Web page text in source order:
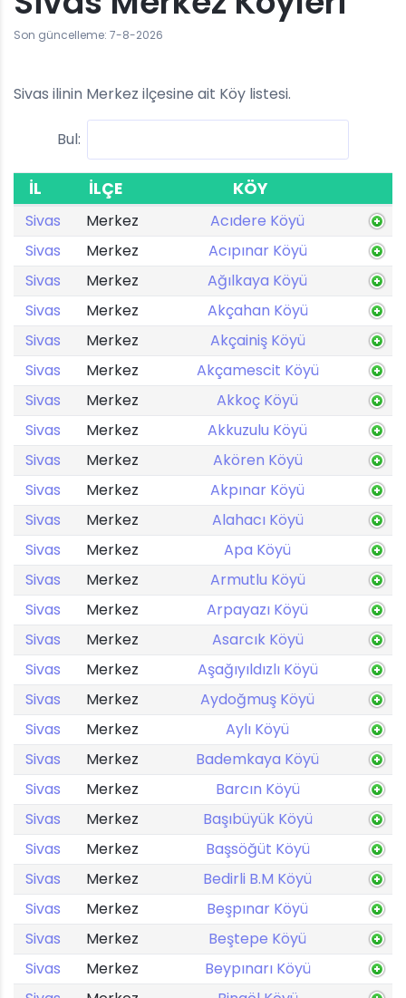
Son güncelleme: 7-8-2026
Sivas ilinin Merkez ilçesine ait Köy listesi.
Bul:
İL İLÇE KÖY
Sivas Merkez
Acıdere Köyü
Sivas
Merkez
Acıpınar Köyü
Sivas
Merkez
Ağılkaya Köyü
Sivas
Merkez
Akçahan Köyü
Sivas
Merkez
Akçainiş Köyü
Sivas
Merkez
Akçamescit Köyü
Sivas
Merkez
Akkoç Köyü
Sivas
Merkez
Akkuzulu Köyü
Sivas
Merkez
Akören Köyü
Sivas
Merkez
Akpınar Köyü
Sivas
Merkez
Alahacı Köyü
Sivas
Merkez
Apa Köyü
Sivas
Merkez
Armutlu Köyü
Sivas
Merkez
Arpayazı Köyü
Sivas
Merkez
Asarcık Köyü
Sivas
Merkez
Aşağıyıldızlı Köyü
Sivas
Merkez
Aydoğmuş Köyü
Sivas
Merkez
Aylı Köyü
Sivas
Merkez
Bademkaya Köyü
Sivas
Merkez
Barcın Köyü
Sivas
Merkez
Başıbüyük Köyü
Sivas
Merkez
Başsöğüt Köyü
Sivas
Merkez
Bedirli B.M Köyü
Sivas
Merkez
Beşpınar Köyü
Sivas
Merkez
Beştepe Köyü
Sivas
Merkez
Beypınarı Köyü